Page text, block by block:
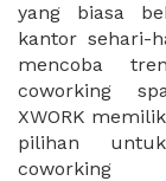
yang biasa
kantor sehari-
mencoba
coworking
XWORK
pilihan
coworking
yang
terjangkau
disesuaikan
budget
Selain itu
coworking
XWORK